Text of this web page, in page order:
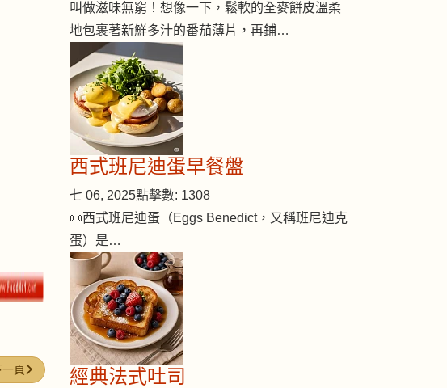
一篇文章: 論燕窩食制之一
一頁
叫做滋味無窮！想像一下，鬆軟的全麥餅皮溫柔
地包裹著新鮮多汁的番茄薄片，再鋪…
西式班尼迪蛋早餐盤
七 06, 2025點擊數: 1308
📜西式班尼迪蛋（Eggs Benedict，又稱班尼迪克
蛋）是…
經典法式吐司